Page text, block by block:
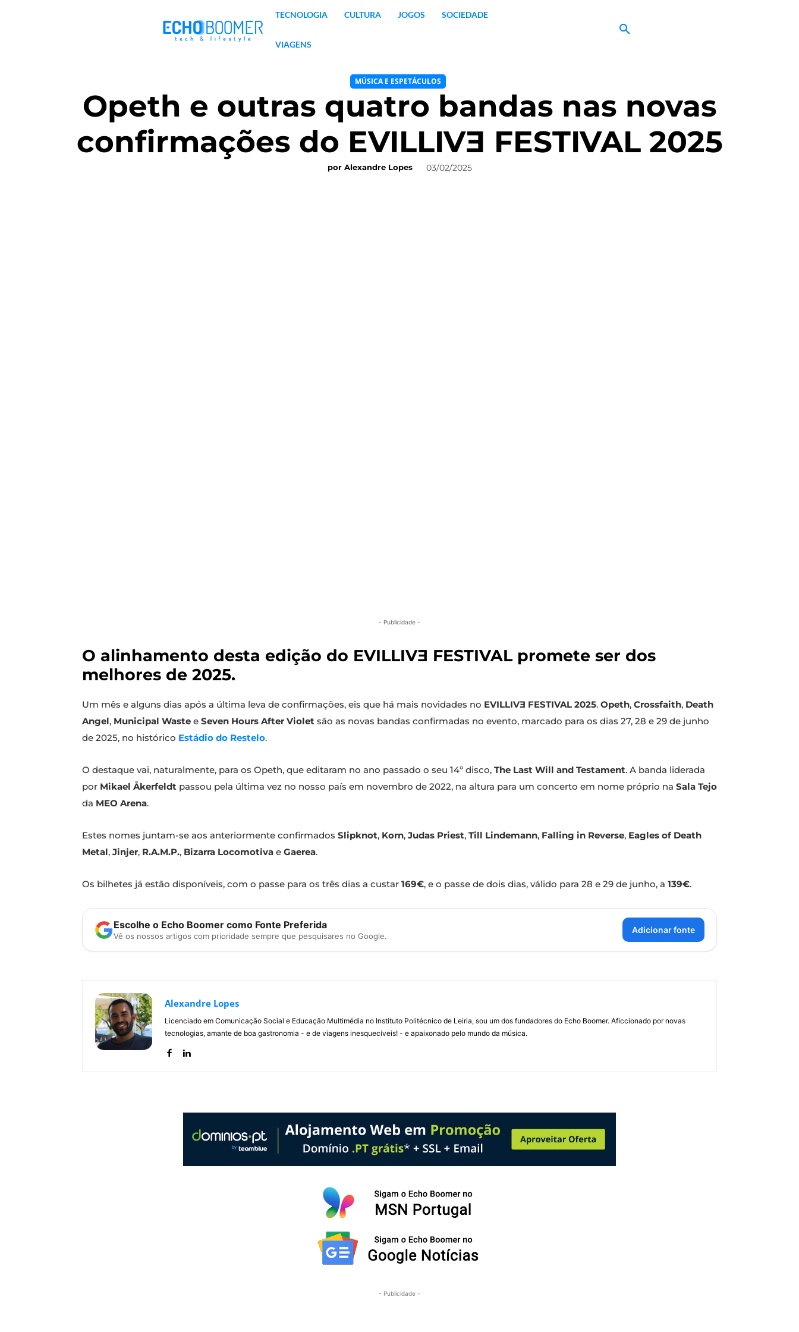
TECNOLOGIA CULTURA JOGOS SOCIEDADE
VIAGENS
MÚSICA E ESPETÁCULOS
Opeth e outras quatro bandas nas novas
confirmações do EVILLIVƎ FESTIVAL 2025
por Alexandre Lopes 03/02/2025
- Publicidade -
O alinhamento desta edição do EVILLIVƎ FESTIVAL promete ser dos
melhores de 2025.
Um mês e alguns dias após a última leva de confirmações, eis que há mais novidades no EVILLIVƎ FESTIVAL 2025. Opeth, Crossfaith, Death
Angel, Municipal Waste e Seven Hours After Violet são as novas bandas confirmadas no evento, marcado para os dias 27, 28 e 29 de junho
de 2025, no histórico Estádio do Restelo.
O destaque vai, naturalmente, para os Opeth, que editaram no ano passado o seu 14º disco, The Last Will and Testament. A banda liderada
por Mikael Åkerfeldt passou pela última vez no nosso país em novembro de 2022, na altura para um concerto em nome próprio na Sala Tejo
da MEO Arena.
Estes nomes juntam-se aos anteriormente confirmados Slipknot, Korn, Judas Priest, Till Lindemann, Falling in Reverse, Eagles of Death
Metal, Jinjer, R.A.M.P., Bizarra Locomotiva e Gaerea.
Os bilhetes já estão disponíveis, com o passe para os três dias a custar 169€, e o passe de dois dias, válido para 28 e 29 de junho, a 139€.
Escolhe o Echo Boomer como Fonte Preferida
Vê os nossos artigos com prioridade sempre que pesquisares no Google.
Adicionar fonte
Alexandre Lopes
Licenciado em Comunicação Social e Educação Multimédia no Instituto Politécnico de Leiria, sou um dos fundadores do Echo Boomer. Aficcionado por novas
tecnologias, amante de boa gastronomia - e de viagens inesquecíveis! - e apaixonado pelo mundo da música.
- Publicidade -